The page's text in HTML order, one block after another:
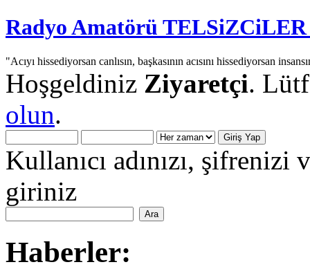
Radyo Amatörü
"Acıyı hissediyorsan canlısın, başkasının acısını hissediyorsan
Hoşgeldiniz Ziyaretçi.
olun.
Kullanıcı adınızı,
giriniz
Haberler: